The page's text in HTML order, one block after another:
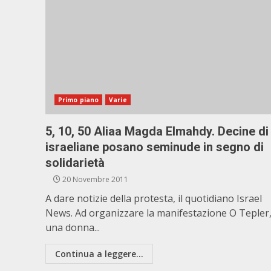
Primo piano Varie
5, 10, 50 Aliaa Magda Elmahdy. Decine di
israeliane posano seminude in segno di
solidarietà
20 Novembre 2011
A dare notizie della protesta, il quotidiano Israel
News. Ad organizzare la manifestazione O Tepler,
una donna...
Continua a leggere...